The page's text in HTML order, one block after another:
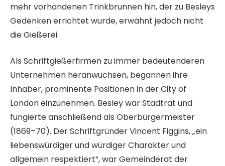
mehr vorhandenen Trinkbrunnen hin, der zu Besleys
Gedenken errichtet wurde, erwähnt jedoch nicht
die Gießerei.
Als Schriftgießerfirmen zu immer bedeutenderen
Unternehmen heranwuchsen, begannen ihre
Inhaber, prominente Positionen in der City of
London einzunehmen. Besley war Stadtrat und
fungierte anschließend als Oberbürgermeister
(1869–70). Der Schriftgründer Vincent Figgins, „ein
liebenswürdiger und würdiger Charakter und
allgemein respektiert“, war Gemeinderat der